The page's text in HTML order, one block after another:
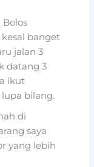
banget
jalan 3
datang 3
ikut
bilang.
di
saya
yang lebih